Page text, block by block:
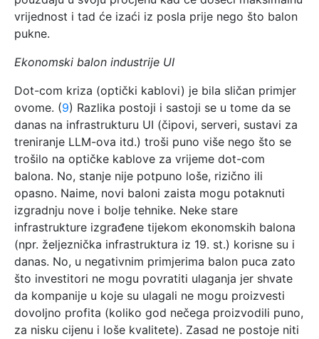
vrijednost i tad će izaći iz posla prije nego što balon
pukne.
Ekonomski balon industrije UI
Dot-com kriza (optički kablovi) je bila sličan primjer
ovome. (9) Razlika postoji i sastoji se u tome da se
danas na infrastrukturu UI (čipovi, serveri, sustavi za
treniranje LLM-ova itd.) troši puno više nego što se
trošilo na optičke kablove za vrijeme dot-com
balona. No, stanje nije potpuno loše, rizično ili
opasno. Naime, novi baloni zaista mogu potaknuti
izgradnju nove i bolje tehnike. Neke stare
infrastrukture izgrađene tijekom ekonomskih balona
(npr. željeznička infrastruktura iz 19. st.) korisne su i
danas. No, u negativnim primjerima balon puca zato
što investitori ne mogu povratiti ulaganja jer shvate
da kompanije u koje su ulagali ne mogu proizvesti
dovoljno profita (koliko god nečega proizvodili puno,
za nisku cijenu i loše kvalitete). Zasad ne postoje niti